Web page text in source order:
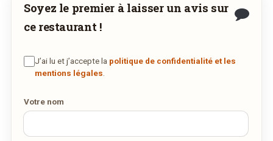
Demandez-lui de rejoindre
commander et être livré chez vous !
DÉCOUVRIR LA LIVRAISON
Soyez le premier à laisser un avis sur
ce restaurant !
J’ai lu et j’accepte la politique de confidentialité et les
mentions légales
Votre nom